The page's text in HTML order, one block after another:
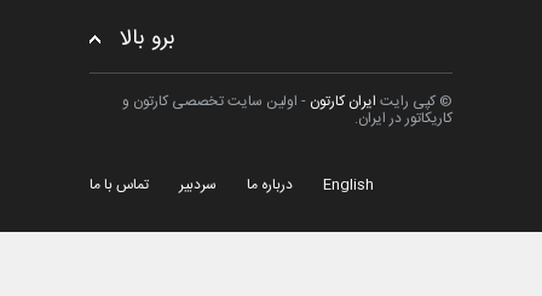
برو بالا
© کپی رایت ایران کارتون - اولین سایت تخصصی کارتون و
کاریکاتور در ایران.
English درباره ما سردبیر تماس با ما